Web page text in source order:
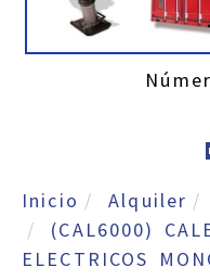
Inicio Alquiler
(CAL6000)
ELECTRICOS